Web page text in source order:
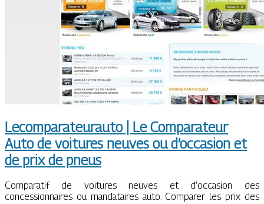
Lecom­parateurau­to | Le Comparateur
Auto de voitures neuves ou d’occasion et
de prix de pneus
Comparatif de voitures neuves et d’occasion des
concessionnaires ou mandataires auto. Comparer les prix des